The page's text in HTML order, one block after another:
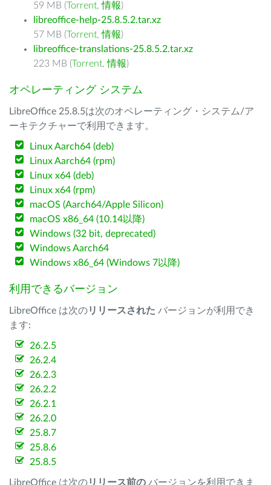
59 MB (Torrent,情報)
libreoffice-help-25.8.5.2.tar.xz
57 MB (Torrent,情報)
libreoffice-translations-25.8.5.2.tar.xz
223 MB (Torrent,情報)
オペレーティング システム
LibreOffice 25.8.5は次のオペレーティング・システム/ア
ーキテクチャーで利用できます。
Linux Aarch64 (deb)
Linux Aarch64 (rpm)
Linux x64 (deb)
Linux x64 (rpm)
macOS (Aarch64/Apple Silicon)
macOS x86_64 (10.14以降)
Windows (32 bit, deprecated)
Windows Aarch64
Windows x86_64 (Windows 7以降)
利用できるバージョン
LibreOffice は次のリリースされた バージョンが利用でき
ます:
26.2.5
26.2.4
26.2.3
26.2.2
26.2.1
26.2.0
25.8.7
25.8.6
25.8.5
LibreOffice は次のリリース前の バージョンを利用できま